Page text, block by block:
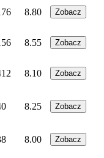
8.80 Zobacz
8.55 Zobacz
8.10 Zobacz
8.25 Zobacz
8.00 Zobacz